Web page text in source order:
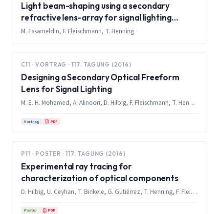
Light beam-shaping using a secondary
refractive lens-array for signal lighting
applications
M. Essameldin, F. Fleischmann, T. Henning
C11 · VORTRAG · 117. TAGUNG (2016)
Designing a Secondary Optical Freeform
Lens for Signal Lighting
M. E. H. Mohamed, A. Alinoori, D. Hilbig, F. Fleischmann, T. Henning, W. Lang
Vortrag PDF
P11 · POSTER · 117. TAGUNG (2016)
Experimental ray tracing for
characterization of optical components
D. Hilbig, U. Ceyhan, T. Binkele, G. Gutiérrez, T. Henning, F. Fleischmann, D. Knipp
Poster PDF